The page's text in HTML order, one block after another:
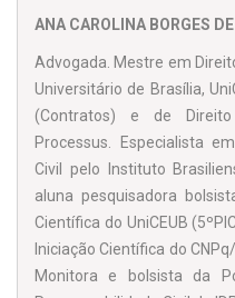
que também ocorre
brasileira é inadequada
institucional, gerando
jurídica e da ordem social.
ANA CAROLINA BORGES
Advogada. Mestre em
Universitário de Bra­sília,
(Contratos) e de Direito
Processus. Especialista
Civil pelo Instituto
aluna pesquisadora
Científica do Uni­CEUB
Iniciação Científica do
Monitora e bolsista da